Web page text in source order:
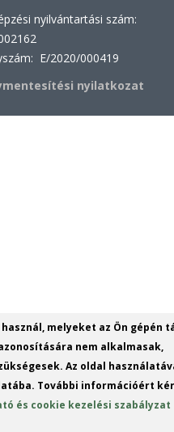
nyilvántartási szám:
E/2020/000419
nyilatkozat
melyeket az Ön gépén
nem alkalmasak,
Az oldal
További információért
és cookie kezelési szabályzat